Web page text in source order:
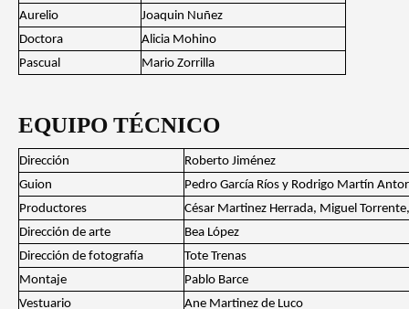
Aurelio
Joaquin Nuñez
Doctora
Alicia Mohino
Pascual
Mario Zorrilla
EQUIPO TÉCNICO
Dirección
Roberto Jiménez
Guion
Pedro García Ríos y Rodrigo Martín
Productores
César Martinez Herrada, Miguel
Dirección de arte
Bea López
Dirección de fotografía
Tote Trenas
Montaje
Pablo Barce
Vestuario
Ane Martinez de Luco